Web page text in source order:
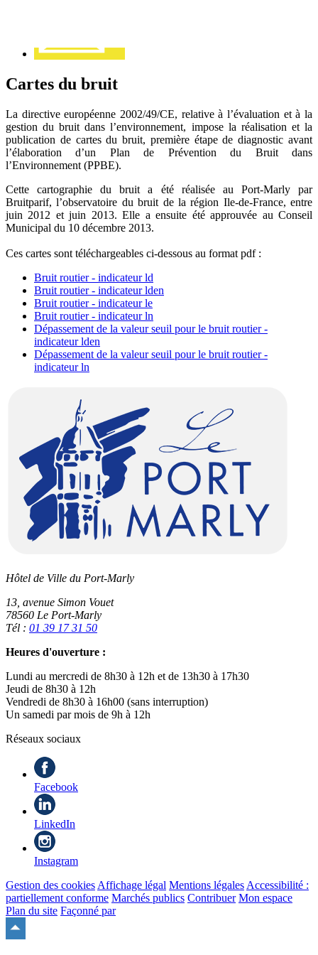
Cartes du bruit
La directive européenne 2002/49/CE, relative à l’évaluation et à la
gestion du bruit dans l’environnement, impose la réalisation et la
publication de cartes du bruit, première étape de diagnostic avant
l’élaboration d’un Plan de Prévention du Bruit dans
l’Environnement (PPBE).
Cette cartographie du bruit a été réalisée au Port-Marly par
Bruitparif, l’observatoire du bruit de la région Ile-de-France, entre
juin 2012 et juin 2013. Elle a ensuite été approuvée au Conseil
Municipal du 10 décembre 2013.
Ces cartes sont téléchargeables ci-dessous au format pdf :
Bruit routier - indicateur ld
Bruit routier - indicateur lden
Bruit routier - indicateur le
Bruit routier - indicateur ln
Dépassement de la valeur seuil pour le bruit routier -
indicateur lden
Dépassement de la valeur seuil pour le bruit routier -
indicateur ln
Hôtel de Ville du Port-Marly
13, avenue Simon Vouet
78560 Le Port-Marly
Tél : 01 39 17 31 50
Heures d'ouverture :
Lundi au mercredi de 8h30 à 12h et de 13h30 à 17h30
Jeudi de 8h30 à 12h
Vendredi de 8h30 à 16h00 (sans interruption)
Un samedi par mois de 9h à 12h
Réseaux sociaux
Facebook
LinkedIn
Instagram
Gestion des cookies Affichage légal Mentions légales Accessibilité :
partiellement conforme Marchés publics Contribuer Mon espace
Plan du site Façonné par